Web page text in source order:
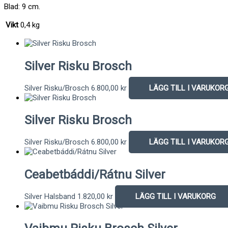
Blad: 9 cm.
Vikt 0,4 kg
Silver Risku Brosch
Silver Risku/Brosch 6.800,00 kr LÄGG TILL I
Silver Risku Brosch
Silver Risku/Brosch 6.800,00 kr LÄGG TILL I
Ceabetbáddi/Rátnu Silver
Silver Halsband 1.820,00 kr LÄGG TILL I VARUKORG